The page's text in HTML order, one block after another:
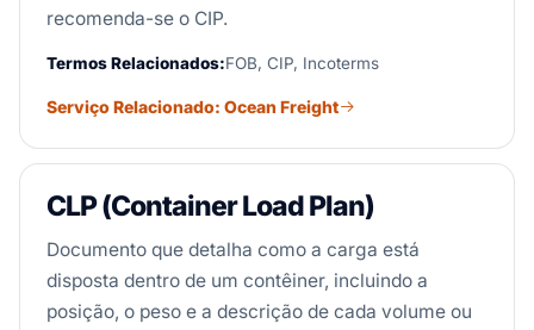
recomenda-se o CIP.
Termos Relacionados:FOB, CIP, Incoterms
Serviço Relacionado: Ocean Freight
CLP (Container Load Plan)
Documento que detalha como a carga está
disposta dentro de um contêiner, incluindo a
posição, o peso e a descrição de cada volume ou